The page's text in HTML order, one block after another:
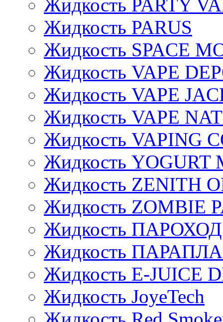
Жидкость PARTY
Жидкость PARUS
Жидкость SPACE
Жидкость VAPE
Жидкость VAPE
Жидкость VAPE
Жидкость VAPING
Жидкость YOGURT
Жидкость ZENITH
Жидкость ZOMBIE
Жидкость ПАРОХОД
Жидкость
Жидкость E-JUIСE
Жидкость JoyeTech